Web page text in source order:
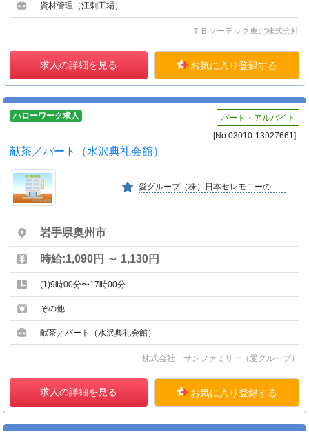
資材管理（江刺工場）
ＴＢソーテック東北株式会社
求人の詳細を見る お気に入り登録する
ハローワーク求人
パート・アルバイト
[No:03010-13927661]
献茶／パート（水沢典礼会館）
愛グループ（株）日本セレモニーの東北事業部で、ブライダル・フューネラルを中心とした冠婚葬祭業。ノートルダム盛岡、レストラン、典礼会館を保有し、大切な日をプロデュースしております。
岩手県奥州市
時給:1,090円 ～ 1,130円
(1)9時00分〜17時00分
その他
献茶／パート（水沢典礼会館）
株式会社 サンファミリー（愛グループ）
求人の詳細を見る お気に入り登録する